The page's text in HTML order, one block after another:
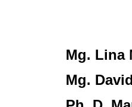
Mg. Lina
Mg.